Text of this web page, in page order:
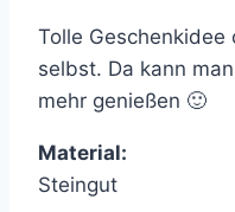
Tolle Geschenkidee
selbst. Da kann
mehr genießen 🙂
Material:
Steingut